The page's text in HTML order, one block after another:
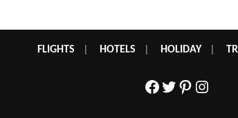
FLIGHTS HOTELS HOLIDAY|
Facebook
Twitter
Pinterest